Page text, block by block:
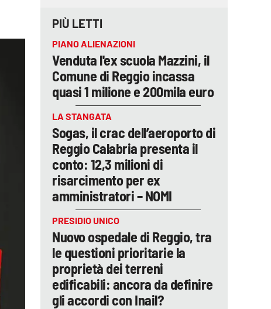
PIÙ LETTI
PIANO ALIENAZIONI
Venduta l'ex scuola Mazzini, il
Comune di Reggio incassa
quasi 1 milione e 200mila euro
LA STANGATA
Sogas, il crac dell’aeroporto di
Reggio Calabria presenta il
conto: 12,3 milioni di
risarcimento per ex
amministratori – NOMI
PRESIDIO UNICO
Nuovo ospedale di Reggio, tra
le questioni prioritarie la
proprietà dei terreni
edificabili: ancora da definire
gli accordi con Inail?